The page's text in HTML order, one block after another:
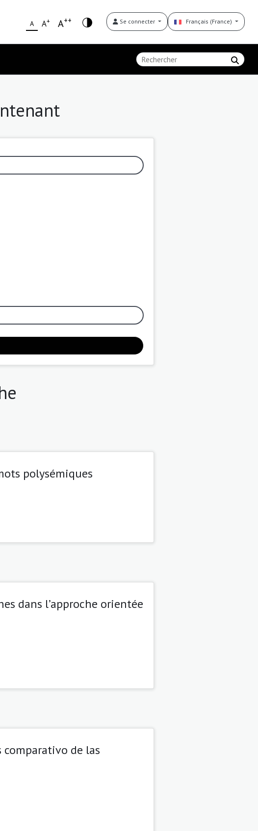
A A+ A++ Se connecter Français (France)
polysémiques
dans l’approche orientée
de las